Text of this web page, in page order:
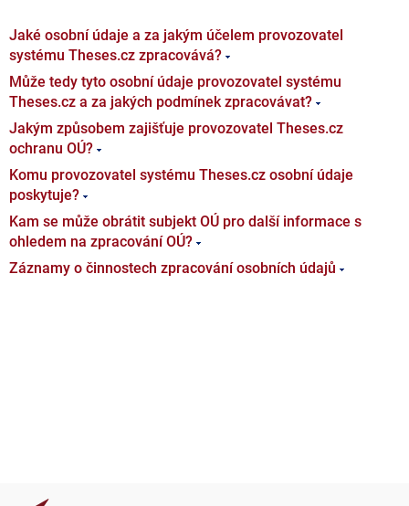
Jaké osobní údaje a za jakým účelem provozovatel
systému Theses.cz zpracovává?
Může tedy tyto osobní údaje provozovatel systému
Theses.cz a za jakých podmínek zpracovávat?
Jakým způsobem zajišťuje provozovatel Theses.cz
ochranu OÚ?
Komu provozovatel systému Theses.cz osobní údaje
poskytuje?
Kam se může obrátit subjekt OÚ pro další informace s
ohledem na zpracování OÚ?
Záznamy o činnostech zpracování osobních údajů